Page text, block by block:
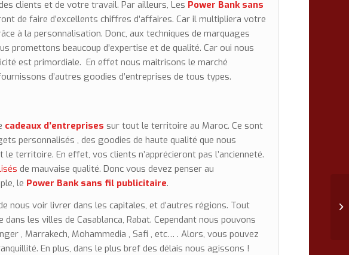
clients et de votre travail. Par ailleurs, Les Power Banksans
de faire d’excellents chiffres d’affaires. Car il multipliera votre
à la personnalisation. Donc, aux techniques de marquages
promettons beaucoup d’expertise et de qualité. Car oui nous
est primordiale. En effet nous maitrisons le marché
d’autres goodies d’entreprises de tous types.
cadeaux d’entreprises sur tout le territoire au Maroc. Ce sont
personnalisés , des goodies de haute qualité que nous
territoire. En effet, vos clients n’apprécieront pas l’ancienneté.
de mauvaise qualité. Donc vous devez penser au
le Power Bank sans fil publicitaire.
nous voir livrer dans les capitales, et d’autres régions. Tout
dans les villes de Casablanca, Rabat. Cependant nous pouvons
, Marrakech, Mohammedia ,Safi , etc… .Alors, vous pouvez
En plus, dans le plus bref des délais nous agissons !